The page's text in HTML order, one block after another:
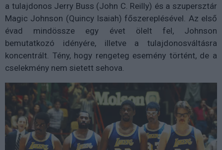
a tulajdonos Jerry Buss (John C. Reilly) és a szupersztár
Magic Johnson (Quincy Isaiah) főszereplésével. Az első
évad mindössze egy évet ölelt fel, Johnson
bemutatkozó idényére, illetve a tulajdonosváltásra
koncentrált. Tény, hogy rengeteg esemény történt, de a
cselekmény nem sietett sehova.